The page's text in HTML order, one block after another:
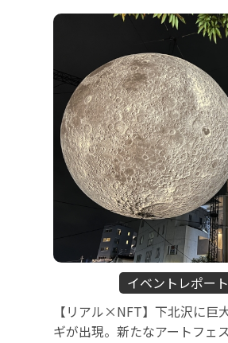
イベントレポート
【リアル×NFT】下北沢に巨
ギが出現。新たなアートフェ